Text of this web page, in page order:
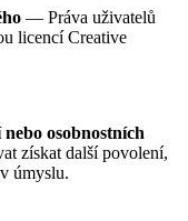
— Práva uživatelů
licencí Creative
osobnostních
získat další povolení,
úmyslu.